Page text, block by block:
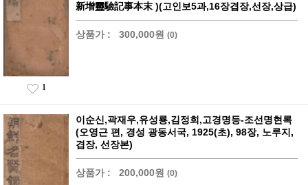
新增靈驗記事本末 )(고인보5과,16장겹장,선장,상급)
상품가 : 300,000원 (0)
1
이순신,곽재우,유성룡,김정희,고경명등-조선명현록
(오영근 편, 경성 광동서국, 1925(초), 98장, 노루지,
겹장, 선장본)
상품가 : 200,000원 (0)